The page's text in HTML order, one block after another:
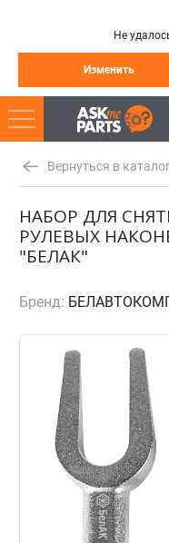
Не
Изменить
Вернуться в
НАБОР ДЛЯ
РУЛЕВЫХ
"БЕЛАК"
Бренд: